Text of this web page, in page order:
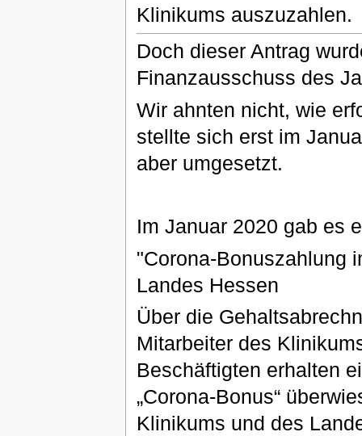
Klinikums auszuzahlen.
Doch dieser Antrag
Finanzausschuss des
Wir ahnten nicht, wie
stellte sich erst im
aber umgesetzt.
Im Januar 2020 gab es
"Corona-Bonuszahlung
Landes Hessen
Über die
Mitarbeiter des
Beschäftigten erhalten
„Corona-Bonus“
Klinikums und des